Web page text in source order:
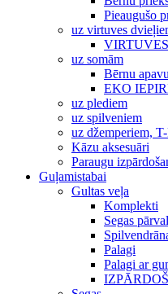
Pieaugušo
uz virtuves
uz somām
Bērnu
EKO
uz plediem
uz spilveniem
uz džemperiem,
Kāzu aksesuāri
Paraugu
Guļamistabai
Gultas veļa
Komplekti
Segas
Palagi
Palagi ar